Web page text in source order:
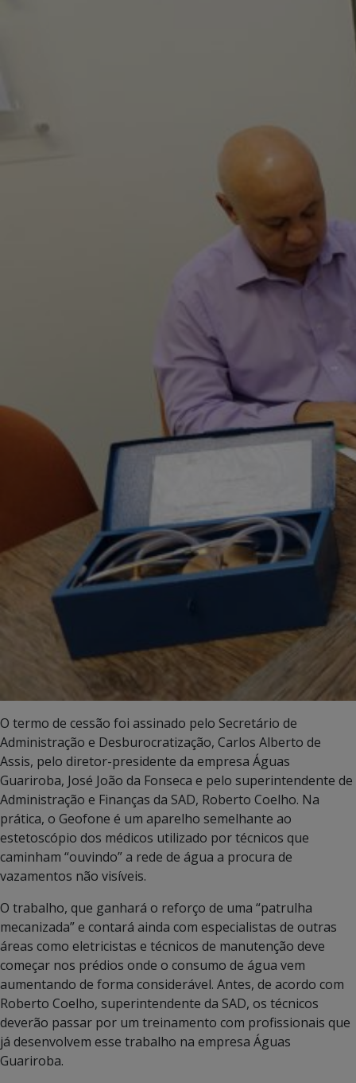
O termo de cessão foi assinado pelo Secretário de
Administração e Desburocratização, Carlos Alberto de
Assis, pelo diretor-presidente da empresa Águas
Guariroba, José João da Fonseca e pelo superintendente de
Administração e Finanças da SAD, Roberto Coelho. Na
prática, o Geofone é um aparelho semelhante ao
estetoscópio dos médicos utilizado por técnicos que
caminham “ouvindo” a rede de água a procura de
vazamentos não visíveis.
O trabalho, que ganhará o reforço de uma “patrulha
mecanizada” e contará ainda com especialistas de outras
áreas como eletricistas e técnicos de manutenção deve
começar nos prédios onde o consumo de água vem
aumentando de forma considerável. Antes, de acordo com
Roberto Coelho, superintendente da SAD, os técnicos
deverão passar por um treinamento com profissionais que
já desenvolvem esse trabalho na empresa Águas
Guariroba.